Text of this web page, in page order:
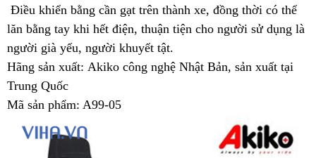
Điều khiển bằng cần gạt trên thành xe, đồng thời có thể
lăn bằng tay khi hết điện, thuận tiện cho người sử dụng là
người già yếu, người khuyết tật.
Hãng sản xuất: Akiko công nghệ Nhật Bản, sản xuất tại
Trung Quốc
Mã sản phẩm: A99-05